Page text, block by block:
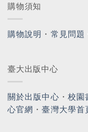
購物須知
購物說明 ・ 常見問題
臺大出版中心
關於出版中心 ・ 校園
心官網 ・臺灣大學首